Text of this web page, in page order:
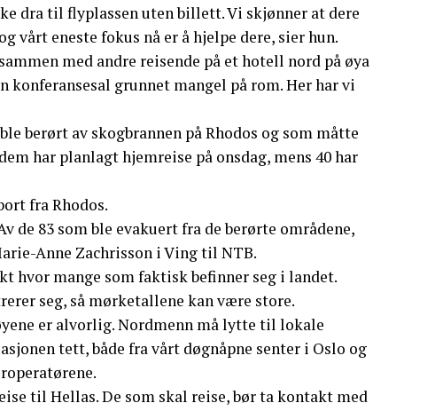
dra til flyplassen uten billett. Vi skjønner at dere
vårt eneste fokus nå er å hjelpe dere, sier hun.
med andre reisende på et hotell nord på øya
konferansesal grunnet mangel på rom. Her har vi
berørt av skogbrannen på Rhodos og som måtte
har planlagt hjemreise på onsdag, mens 40 har
fra Rhodos.
de 83 som ble evakuert fra de berørte områdene,
Anne Zachrisson i Ving til NTB.
hvor mange som faktisk befinner seg i landet.
seg, så mørketallene kan være store.
er alvorlig. Nordmenn må lytte til lokale
tett, både fra vårt døgnåpne senter i Oslo og
til Hellas. De som skal reise, bør ta kontakt med